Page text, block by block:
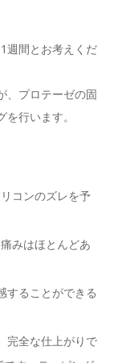
週間とお考えくだ
、プロテーゼの固
行います。
コンのズレを予
みはほとんどあ
することができる
完全な仕上がりで